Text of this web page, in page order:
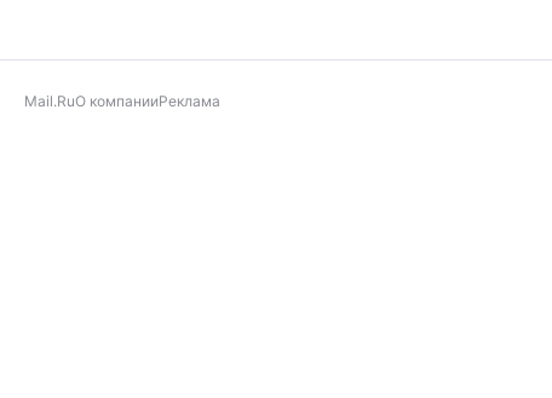
Mail.RuО компанииРеклама